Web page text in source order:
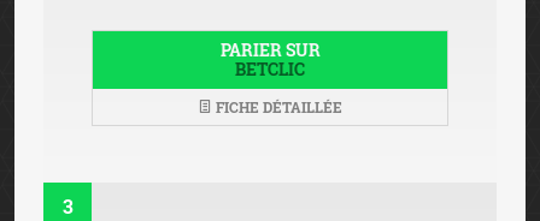
PARIER SUR
BETCLIC
FICHE DÉTAILLÉE
3